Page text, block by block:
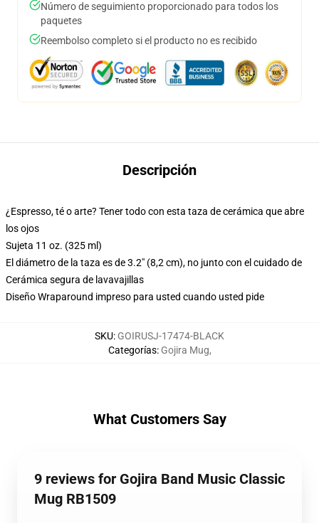
Número de seguimiento proporcionado para todos los
paquetes
Reembolso completo si el producto no es recibido
Descripción
¿Espresso, té o arte? Tener todo con esta taza de cerámica que abre
los ojos
Sujeta 11 oz. (325 ml)
El diámetro de la taza es de 3.2" (8,2 cm), no junto con el cuidado de
Cerámica segura de lavavajillas
Diseño Wraparound impreso para usted cuando usted pide
SKU: GOIRUSJ-17474-BLACK
Categorías: Gojira Mug,
What Customers Say
9 reviews for Gojira Band Music Classic
Mug RB1509